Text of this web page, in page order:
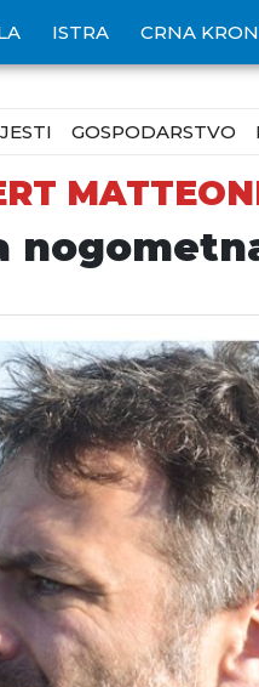
ISTRA CRNA
GOSPODARSTVO